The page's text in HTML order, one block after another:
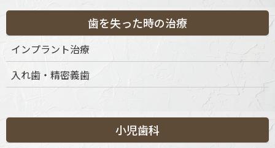
歯を失った時の治療
インプラント治療
入れ歯・精密義歯
小児歯科